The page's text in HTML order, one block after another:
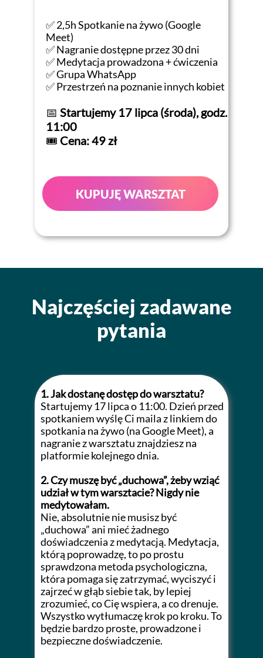
Najczęściej zadawane
pytania
✅ 2,5h Spotkanie na żywo (Google
Meet)
✅ Nagranie dostępne przez 30 dni
✅ Medytacja prowadzona + ćwiczenia
✅ Grupa WhatsApp
✅ Przestrzeń na poznanie innych kobiet
📅 Startujemy 17 lipca (środa), godz.
11:00
🎟 Cena: 49 zł
1. Jak dostanę dostęp do warsztatu?
Startujemy 17 lipca o 11:00. Dzień przed
spotkaniem wyślę Ci maila z linkiem do
spotkania na żywo (na Google Meet), a
nagranie z warsztatu znajdziesz na
platformie kolejnego dnia.
2. Czy muszę być „duchowa”, żeby wziąć
udział w tym warsztacie? Nigdy nie
medytowałam.
Nie, absolutnie nie musisz być
„duchowa” ani mieć żadnego
doświadczenia z medytacją. Medytacja,
którą poprowadzę, to po prostu
sprawdzona metoda psychologiczna,
która pomaga się zatrzymać, wyciszyć i
zajrzeć w głąb siebie tak, by lepiej
zrozumieć, co Cię wspiera, a co drenuje.
Wszystko wytłumaczę krok po kroku. To
będzie bardzo proste, prowadzone i
bezpieczne doświadczenie.
KUPUJĘ WARSZTAT